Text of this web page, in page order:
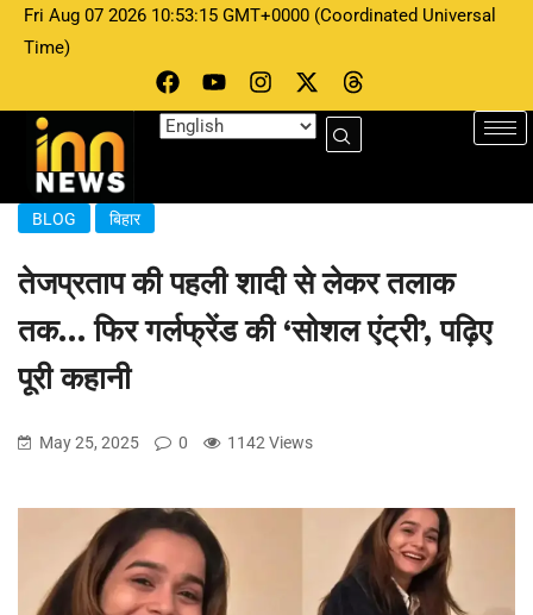
Fri Aug 07 2026 10:53:15 GMT+0000 (Coordinated Universal
Time)
BLOG बिहार
तेजप्रताप की पहली शादी से लेकर तलाक
तक… फिर गर्लफ्रेंड की ‘सोशल एंट्री’, पढ़िए
पूरी कहानी
May 25, 2025 0 1142 Views